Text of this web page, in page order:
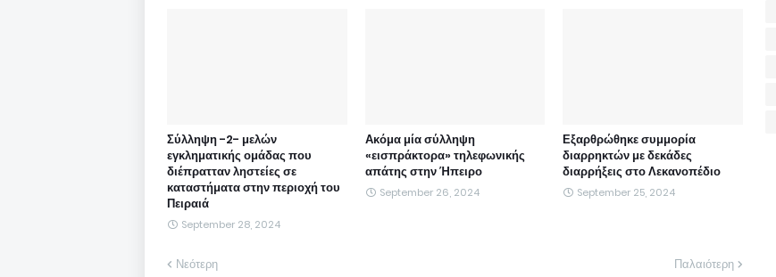
Σύλληψη -2- μελών
εγκληματικής ομάδας που
διέπρατταν ληστείες σε
καταστήματα στην περιοχή του
Πειραιά
September 28, 2024
Ακόμα μία σύλληψη
«εισπράκτορα» τηλεφωνικής
απάτης στην Ήπειρο
September 26, 2024
Εξαρθρώθηκε συμμορία
διαρρηκτών με δεκάδες
διαρρήξεις στο Λεκανοπέδιο
September 25, 2024
Νεότερη Παλαιότερη